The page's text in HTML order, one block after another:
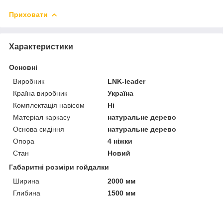
Приховати
Характеристики
Основні
Виробник
LNK-leader
Країна виробник
Україна
Комплектація навісом
Ні
Матеріал каркасу
натуральне дерево
Основа сидіння
натуральне дерево
Опора
4 ніжки
Стан
Новий
Габаритні розміри гойдалки
Ширина
2000 мм
Глибина
1500 мм